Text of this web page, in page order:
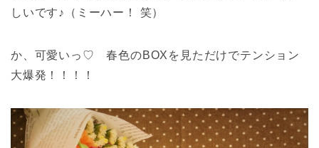
しいです♪（ミーハー！ 笑）
か、可愛いっ♡ 春色のBOXを見ただけでテンション
大爆発！！！！